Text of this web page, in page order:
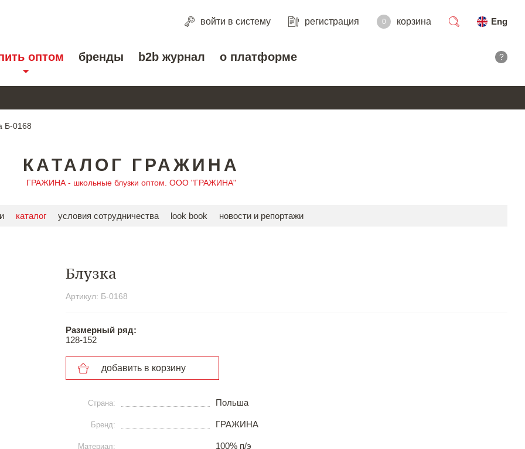
войти в систему регистрация 0 корзина
Eng
оптом бренды b2b журнал о платформе ?
Б-0168
КАТАЛОГ ГРАЖИНА
ГРАЖИНА - школьные блузки оптом. ООО "ГРАЖИНА"
каталог условия сотрудничества look book новости и репортажи
Блузка
Артикул: Б-0168
Размерный ряд:
128-152
добавить в корзину
Страна: Польша
Бренд: ГРАЖИНА
Материал: 100% п/э